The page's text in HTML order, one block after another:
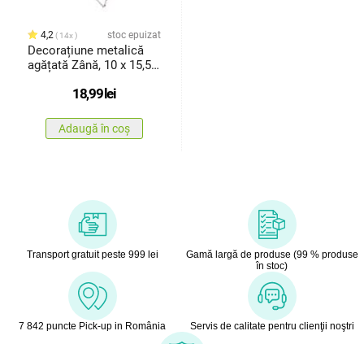
4,2 14x stoc epuizat
Decorațiune metalică
agățată Zână, 10 x 15,5
18,99lei
Adaugă în coș
Transport gratuit peste 999 lei
Gamă largă de produse (99 % produse
în stoc)
7 842 puncte Pick-up in România Servis de calitate pentru clienţii noştri